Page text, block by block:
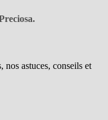
nos astuces, conseils et